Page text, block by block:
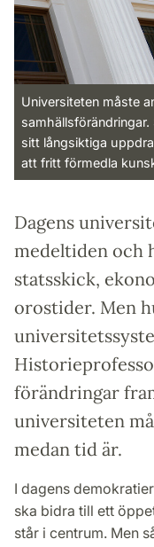
Universiteten måste
sitt långsiktiga
att fritt förmedla
Dagens
medeltiden och
statsskick,
orostider. Men
förändringar
universiteten
medan tid är.
I dagens
ska bidra till ett
står i centrum. Men